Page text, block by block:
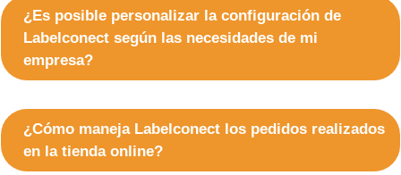
¿Es posible personalizar la configuración de
Labelconect según las necesidades de mi
empresa?
¿Cómo maneja Labelconect los pedidos realizados
en la tienda online?